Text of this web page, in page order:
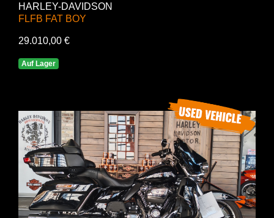
HARLEY-DAVIDSON
FLFB FAT BOY
29.010,00 €
Auf Lager